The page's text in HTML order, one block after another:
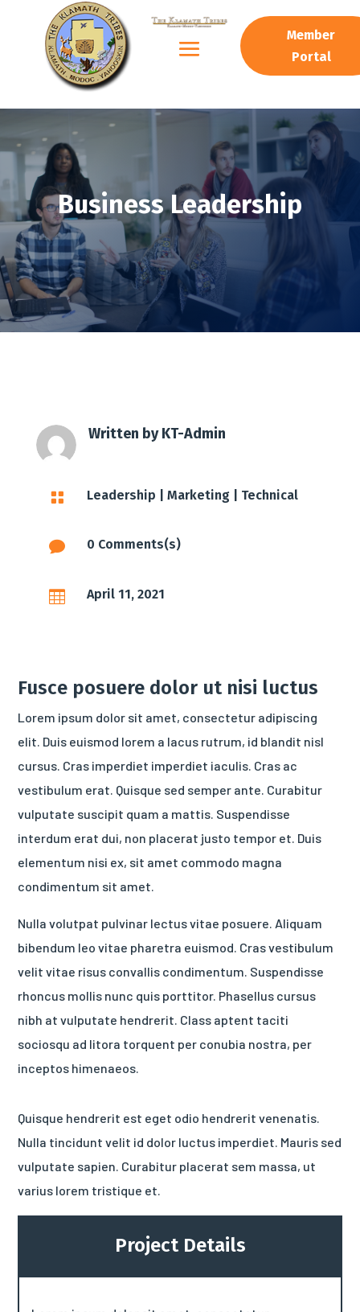
Member
Portal
Business Leadership
Written byKT-Admin
 Leadership Marketing| Technical
 0 Comments(s)
 April 11, 2021
Fusce posuere dolor ut nisi luctus
Lorem ipsum dolor sit amet, consectetur adipiscing
elit. Duis euismod lorem a lacus rutrum, id blandit nisl
cursus. Cras imperdiet imperdiet iaculis. Cras ac
vestibulum erat. Quisque sed semper ante. Curabitur
vulputate suscipit quam a mattis. Suspendisse
interdum erat dui, non placerat justo tempor et. Duis
elementum nisi ex, sit amet commodo magna
condimentum sit amet.
Nulla volutpat pulvinar lectus vitae posuere. Aliquam
bibendum leo vitae pharetra euismod. Cras vestibulum
velit vitae risus convallis condimentum. Suspendisse
rhoncus mollis nunc quis porttitor. Phasellus cursus
nibh at vulputate hendrerit. Class aptent taciti
sociosqu ad litora torquent per conubia nostra, per
inceptos himenaeos.
Quisque hendrerit est eget odio hendrerit venenatis.
Nulla tincidunt velit id dolor luctus imperdiet. Mauris sed
vulputate sapien. Curabitur placerat sem massa, ut
varius lorem tristique et.
Project Details